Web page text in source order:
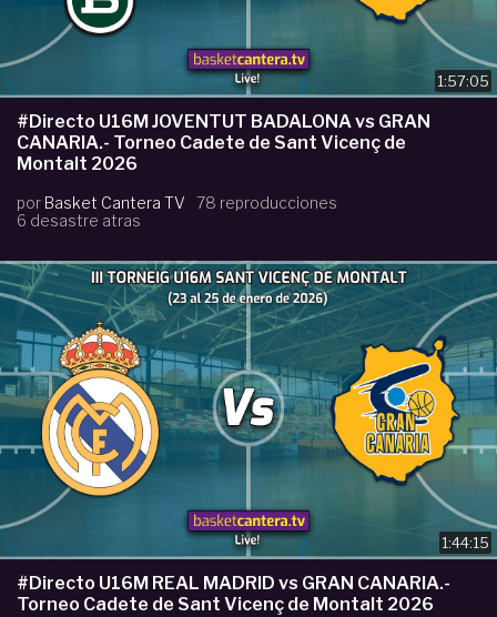
1:57:05
#Directo U16M JOVENTUT BADALONA vs GRAN
CANARIA.- Torneo Cadete de Sant Vicenç de
Montalt 2026
por Basket Cantera TV
78 reproducciones
6 desastre atras
1:44:15
#Directo U16M REAL MADRID vs GRAN CANARIA.-
Torneo Cadete de Sant Vicenç de Montalt 2026